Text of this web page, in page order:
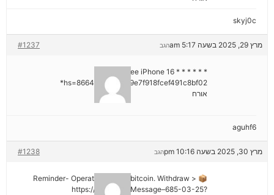
skyj0c
מרץ 29, 2025 בשעה 5:17 am #1237 הגב
* * * Claim Free iPhone 16 * * *
hs=8664c520642b9e7f918fcef491c8bf02*
אורח
aguhf6
מרץ 30, 2025 בשעה 10:16 pm #1238 הגב
📦 Reminder- Operation 1.9598 bitcoin. Withdraw >
https://graph.org/Message–685-03-25?